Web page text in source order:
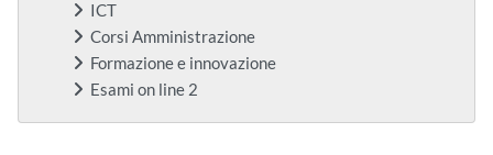
ICT
Corsi Amministrazione
Formazione e innovazione
Esami on line 2